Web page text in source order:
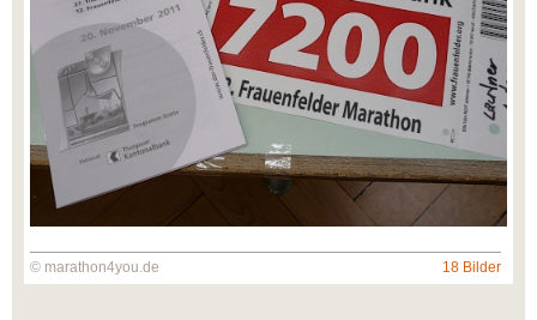
© marathon4you.de 18 Bilder